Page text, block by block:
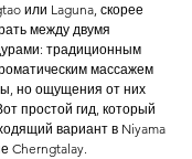
или Laguna, скорее
между двумя
традиционным
массажем
но ощущения от них
простой гид, который
вариант в Niyama
Cherngtalay.